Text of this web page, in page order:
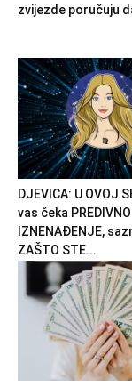
zvijezde poručuju
DJEVICA: U OVOJ
vas čeka PREDIVNO
IZNENAĐENJE,
ZAŠTO STE...